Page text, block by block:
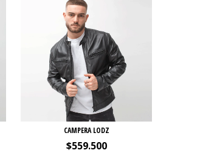
CAMPERA LODZ
$559.500